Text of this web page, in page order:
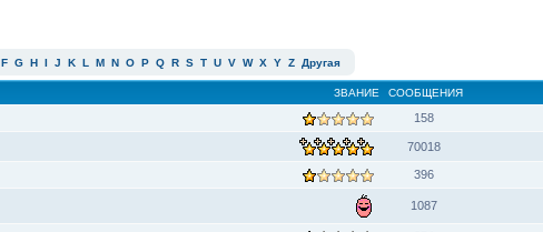
F G H I J K L M N O P Q R S T U V W X Y Z Другая
ЗВАНИЕ СООБЩЕНИЯ
158
70018
396
1087